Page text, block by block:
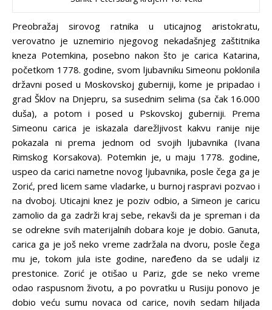
Preobražaj sirovog ratnika u uticajnog aristokratu,
verovatno je uznemirio njegovog nekadašnjeg zaštitnika
kneza Potemkina, posebno nakon što je carica Katarina,
početkom 1778. godine, svom ljubavniku Simeonu poklonila
državni posed u Moskovskoj guberniji, kome je pripadao i
grad Šklov na Dnjepru, sa susednim selima (sa čak 16.000
duša), a potom i posed u Pskovskoj guberniji. Prema
Simeonu carica je iskazala darežljivost kakvu ranije nije
pokazala ni prema jednom od svojih ljubavnika (Ivana
Rimskog Korsakova). Potemkin je, u maju 1778. godine,
uspeo da carici nametne novog ljubavnika, posle čega ga je
Zorić, pred licem same vladarke, u burnoj raspravi pozvao i
na dvoboj. Uticajni knez je poziv odbio, a Simeon je caricu
zamolio da ga zadrži kraj sebe, rekavši da je spreman i da
se odrekne svih materijalnih dobara koje je dobio. Ganuta,
carica ga je još neko vreme zadržala na dvoru, posle čega
mu je, tokom jula iste godine, naređeno da se udalji iz
prestonice. Zorić je otišao u Pariz, gde se neko vreme
odao raspusnom životu, a po povratku u Rusiju ponovo je
dobio veću sumu novaca od carice, novih sedam hiljada